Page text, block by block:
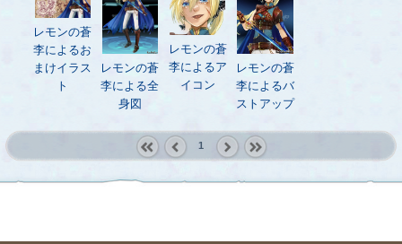
レモンの蒼
李によるお
まけイラス
ト
レモンの蒼
李による全
身図
レモンの蒼
李によるア
イコン
レモンの蒼
李によるバ
ストアップ
prev
1